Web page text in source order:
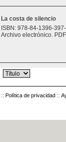
La costa de silencio
ISBN: 978-84-1396-
Archivo electrónico.
:: Política de privacidad ::